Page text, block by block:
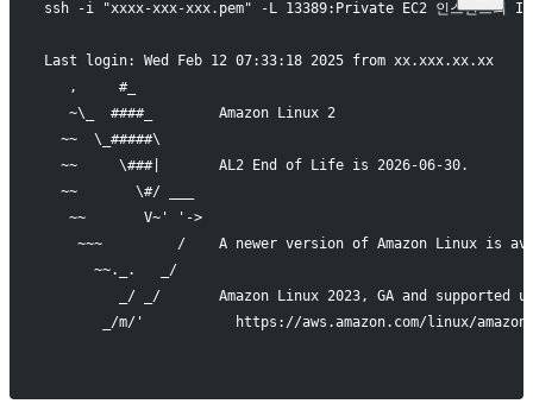
ssh -i "xxxx-xxx-xxx.pem" -L 13389:Private EC2 인스턴스의 IP
Last login: Wed Feb 12 07:33:18 2025 from xx.xxx.xx.xx
   ,     #_
   ~\_  ####_        Amazon Linux 2
  ~~  \_#####\
  ~~     \###|       AL2 End of Life is 2026-06-30.
  ~~       \#/ ___
   ~~       V~' '->
~~~         /    A newer version of Amazon Linux is
      ~~._.   _/
_/ _/       Amazon Linux 2023, GA and supported
_/m/'           https://aws.amazon.com/linux/